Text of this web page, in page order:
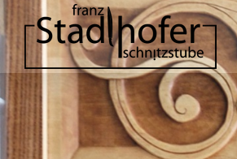
Inhalt
springen